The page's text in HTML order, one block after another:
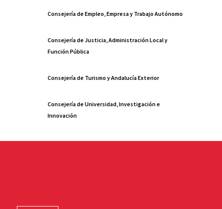
Consejería de Empleo, Empresa y Trabajo Autónomo
Consejería de Justicia, Administración Local y
Función Pública
Consejería de Turismo y Andalucía Exterior
Consejería de Universidad, Investigación e
Innovación